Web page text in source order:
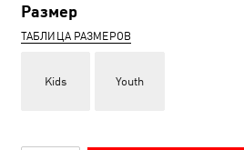
Размер
ТАБЛИЦА РАЗМЕРОВ
Kids Youth